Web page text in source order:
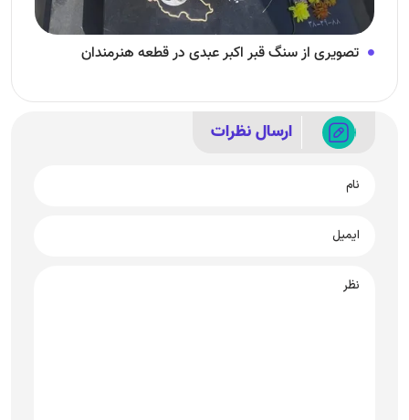
تصویری از سنگ قبر اکبر عبدی در قطعه هنرمندان
ارسال نظرات